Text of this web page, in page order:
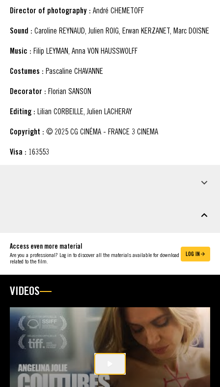
Director of photography : André CHEMETOFF
Sound : Caroline REYNAUD, Julien ROIG, Erwan KERZANET, Marc DOISNE
Music : Filip LEYMAN, Anna VON HAUSSWOLFF
Costumes : Pascaline CHAVANNE
Decorator : Florian SANSON
Editing : Lilian CORBEILLE, Julien LACHERAY
Copyright : © 2025 CG CINÉMA - FRANCE 3 CINEMA
Visa : 163553
Access even more material
Are you a professional? Log in to discover all the materials available for download
related to the film.
LOG IN
VIDEOS